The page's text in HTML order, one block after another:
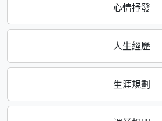
心情抒發
人生經歷
生涯規劃